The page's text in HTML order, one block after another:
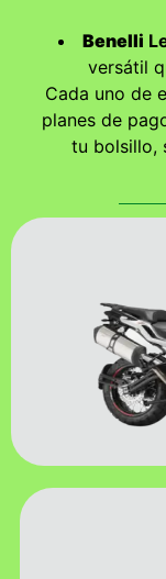
Benelli
versátil
Cada uno de
planes de
tu bolsillo,